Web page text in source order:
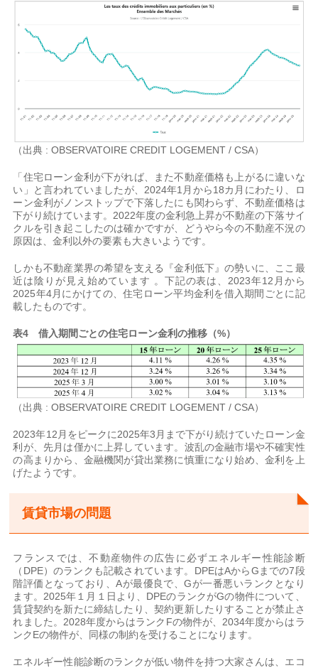
（出典 : OBSERVATOIRE CREDIT LOGEMENT / CSA）
「住宅ローン金利が下がれば、また不動産価格も上がるに違いな
い」と言われていましたが、2024年1月から18カ月にわたり、ロ
ーン金利がノンストップで下落したにも関わらず、不動産価格は
下がり続けています。2022年度の金利急上昇が不動産の下落サイ
クルを引き起こしたのは確かですが、どうやら今の不動産不況の
原因は、金利以外の要素も大きいようです。
しかも不動産業界の希望を支える『金利低下』の勢いに、ここ最
近は陰りが見え始めています 。下記の表は、2023年12月から
2025年4月にかけての、住宅ローン平均金利を借入期間ごとに記
載したものです。
表4 借入期間ごとの住宅ローン金利の推移（%）
（出典 : OBSERVATOIRE CREDIT LOGEMENT / CSA）
2023年12月をピークに2025年3月まで下がり続けていたローン金
利が、先月は僅かに上昇しています。波乱の金融市場や不確実性
の高まりから、金融機関が貸出業務に慎重になり始め、金利を上
げたようです。
賃貸市場の問題
フランスでは、不動産物件の広告に必ずエネルギー性能診断
（DPE）のランクも記載されています。DPEはAからGまでの7段
階評価となっており、Aが最優良で、Gが一番悪いランクとなり
ます。2025年１月１日より、DPEのランクがGの物件について、
賃貸契約を新たに締結したり、契約更新したりすることが禁止さ
れました。2028年度からはランクFの物件が、2034年度からはラ
ンクEの物件が、同様の制約を受けることになります。
エネルギー性能診断のランクが低い物件を持つ大家さんは、エコ